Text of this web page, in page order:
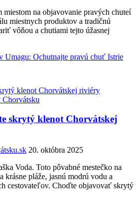
na objavovanie pravých chuteí
miestnych produktov a tradičnú
vôňou a chutiami tejto úžasnej
Umagu: Ochutnajte pravú chuť Istrie
Chorvátsku
skrytý klenot Chorvátskej
20. októbra 2025
Voda. Toto pôvabné mestečko na
krásne pláže, jasnú modrú vodu a
cestovateľov. Choďte objavovať skrytý